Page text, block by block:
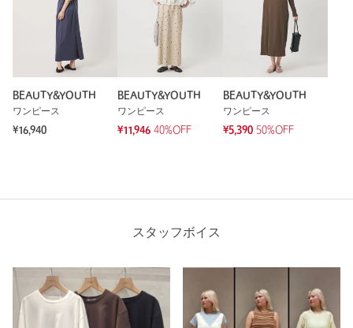
BEAUTY&YOUTH
ワンピース
¥16,940
BEAUTY&YOUTH
ワンピース
¥11,946 40%OFF
BEAUTY&YOUTH
ワンピース
¥5,390 50%OFF
スタッフボイス